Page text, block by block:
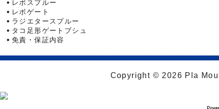
レボスプルー
レボゲート
ラジエタースプルー
タコ足形ゲートブシュ
免責・保証内容
Copyright © 2026 Pla